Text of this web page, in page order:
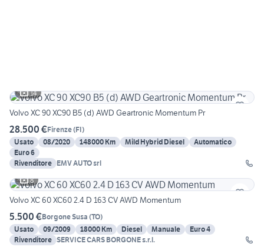
14
Volvo XC 90 XC90 B5 (d) AWD Geartronic Momentum Pr
28.500 €Firenze(FI)
Usato
08/2020 148000 Km Mild Hybrid Diesel
Automatico
Euro 6
Rivenditore EMV AUTO srl
8
Volvo XC 60 XC60 2.4 D 163 CV AWD Momentum
5.500 €Borgone Susa (TO)
Usato
09/2009 18000 Km Diesel Manuale
Euro 4
Rivenditore SERVICE CARS BORGONE s.r.l.